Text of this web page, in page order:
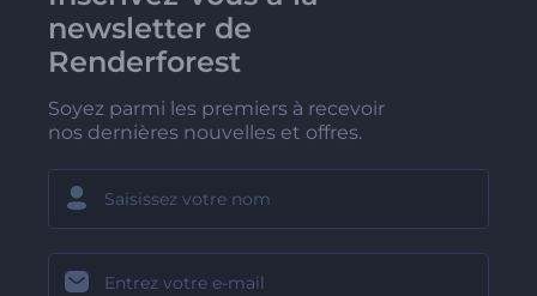
newsletter de
Renderforest
Soyez parmi les premiers à recevoir
nos dernières nouvelles et offres.